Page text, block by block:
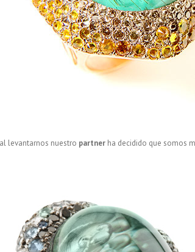
levantarnos nuestro partner ha decidido que somos